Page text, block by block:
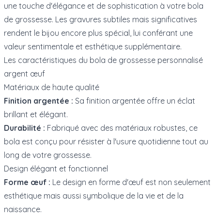
une touche d'élégance et de sophistication à votre bola
de grossesse. Les gravures subtiles mais significatives
rendent le bijou encore plus spécial, lui conférant une
valeur sentimentale et esthétique supplémentaire.
Les caractéristiques du bola de grossesse personnalisé
argent œuf
Matériaux de haute qualité
Finition argentée : Sa finition argentée offre un éclat
brillant et élégant.
Durabilité : Fabriqué avec des matériaux robustes, ce
bola est conçu pour résister à l'usure quotidienne tout au
long de votre grossesse.
Design élégant et fonctionnel
Forme œuf : Le design en forme d'œuf est non seulement
esthétique mais aussi symbolique de la vie et de la
naissance.